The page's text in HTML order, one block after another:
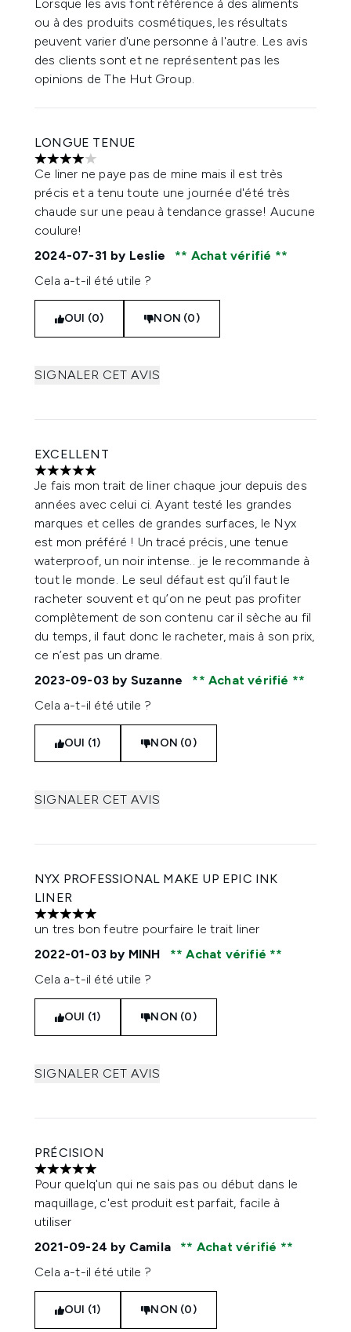
Lorsque les avis font référence à des aliments
ou à des produits cosmétiques, les résultats
peuvent varier d'une personne à l'autre. Les avis
des clients sont et ne représentent pas les
opinions de The Hut Group.
LONGUE TENUE
4 étoiles sur un maximum de 5
Ce liner ne paye pas de mine mais il est très
précis et a tenu toute une journée d'été très
chaude sur une peau à tendance grasse! Aucune
coulure!
2024-07-31 by Leslie
Achat vérifié
Cela a-t-il été utile ?
OUI (0) NON (0)
SIGNALER CET AVIS
EXCELLENT
5 étoiles sur un maximum de 5
Je fais mon trait de liner chaque jour depuis des
années avec celui ci. Ayant testé les grandes
marques et celles de grandes surfaces, le Nyx
est mon préféré ! Un tracé précis, une tenue
waterproof, un noir intense.. je le recommande à
tout le monde. Le seul défaut est qu’il faut le
racheter souvent et qu’on ne peut pas profiter
complètement de son contenu car il sèche au fil
du temps, il faut donc le racheter, mais à son prix,
ce n’est pas un drame.
2023-09-03 by Suzanne
Achat vérifié
Cela a-t-il été utile ?
OUI (1) NON (0)
SIGNALER CET AVIS
NYX PROFESSIONAL MAKE UP EPIC INK
LINER
5 étoiles sur un maximum de 5
un tres bon feutre pourfaire le trait liner
2022-01-03 by MINH
Achat vérifié
Cela a-t-il été utile ?
OUI (1) NON (0)
SIGNALER CET AVIS
PRÉCISION
5 étoiles sur un maximum de 5
Pour quelq'un qui ne sais pas ou début dans le
maquillage, c'est produit est parfait, facile à
utiliser
2021-09-24 by Camila
Achat vérifié
Cela a-t-il été utile ?
OUI (1) NON (0)